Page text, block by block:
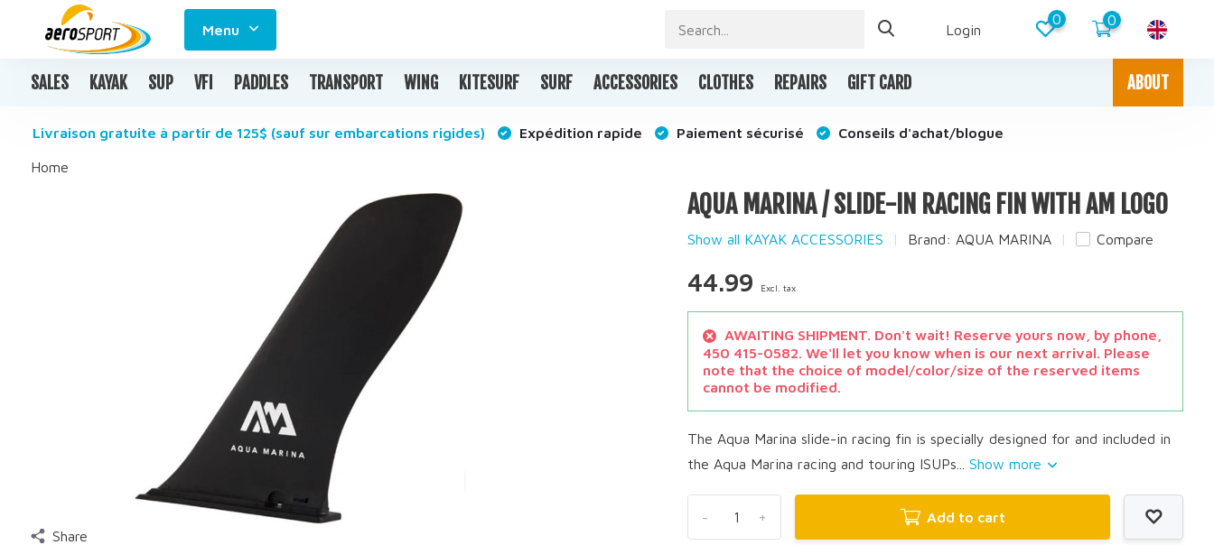
Menu Login
0 0
SALES KAYAK SUP VFI PADDLES TRANSPORT WING KITESURF SURF ACCESSORIES CLOTHES REPAIRS GIFT CARD ABOUT
Livraison gratuite à partir de 125$ (sauf sur embarcations rigides) Expédition rapide Paiement sécurisé Conseils d'achat/blogue
Home
Share
AQUA MARINA / SLIDE-IN RACING FIN WITH AM LOGO
Show all KAYAK ACCESSORIES Brand: AQUA MARINA Compare
44.99 Excl. tax
AWAITING SHIPMENT. Don't wait! Reserve yours now, by phone,
450 415-0582. We'll let you know when is our next arrival. Please
note that the choice of model/color/size of the reserved items
cannot be modified.
The Aqua Marina slide-in racing fin is specially designed for and included in
the Aqua Marina racing and touring ISUPs...Show more
+
- Add to cart